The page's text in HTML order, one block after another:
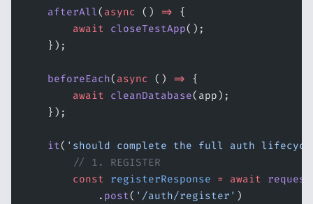
    afterAll
( async () =>
{
        await
closeTestApp();
    });
    beforeEach
( async () =>
{
        await
cleanDatabase(app);
    });
    it
( 'should complete the full auth
        // 1. REGISTER
        const
registerResponse = await request
            .
post( '/auth/register' )